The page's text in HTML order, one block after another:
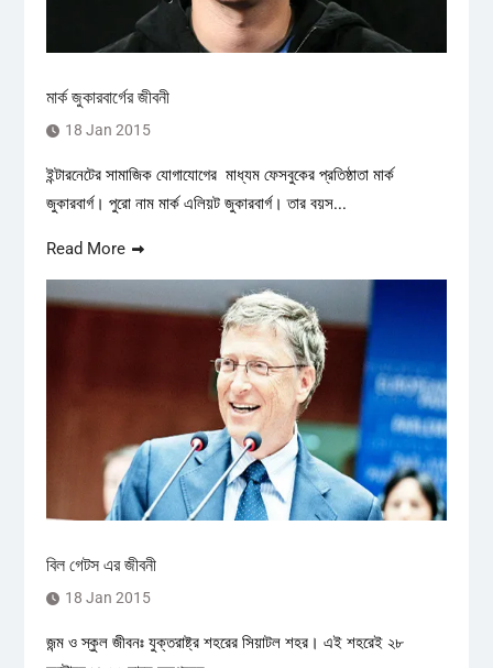
মার্ক জুকারবার্গের জীবনী
18 Jan 2015
ইন্টারনেটের সামাজিক যোগাযোগের মাধ্যম ফেসবুকের প্রতিষ্ঠাতা মার্ক
জুকারবার্গ। পুরো নাম মার্ক এলিয়ট জুকারবার্গ। তার বয়স...
Read More
বিল গেটস এর জীবনী
18 Jan 2015
জন্ম ও স্কুল জীবনঃ যুক্তরাষ্ট্র শহরের সিয়াটল শহর। এই শহরেই ২৮